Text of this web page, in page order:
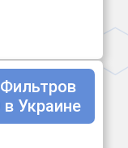
Украине